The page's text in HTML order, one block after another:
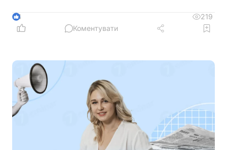
ветеранів з інвалідністю, уточнити вимоги до
документів та умов оплати праці, а також
4
219
Коментувати